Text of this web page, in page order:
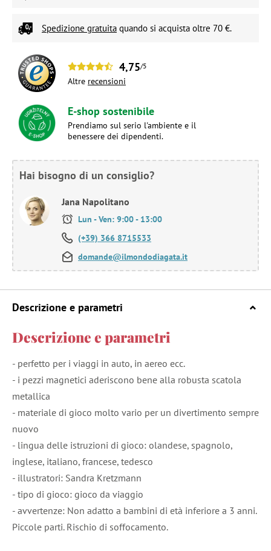
Spedizione gratuita quando si acquista oltre 70 €.
4,75/5
Altre recensioni
E-shop sostenibile
Prendiamo sul serio l'ambiente e il
benessere dei dipendenti.
Hai bisogno di un consiglio?
Jana Napolitano
Lun - Ven: 9:00 - 13:00
(+39) 366 8715533
domande@ilmondodiagata.it
Descrizione e parametri
Descrizione e parametri
- perfetto per i viaggi in auto, in aereo ecc.
- i pezzi magnetici aderiscono bene alla robusta scatola
metallica
- materiale di gioco molto vario per un divertimento sempre
nuovo
- lingua delle istruzioni di gioco: olandese, spagnolo,
inglese, italiano, francese, tedesco
- illustratori: Sandra Kretzmann
- tipo di gioco: gioco da viaggio
- avvertenze: Non adatto a bambini di età inferiore a 3 anni.
Piccole parti. Rischio di soffocamento.